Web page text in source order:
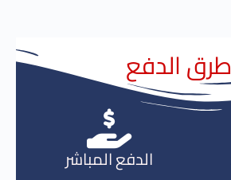
طرق الدفع
الدفع المباشر